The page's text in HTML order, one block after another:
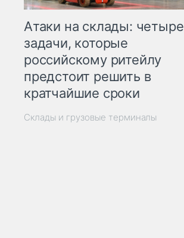
Атаки на склады: четыре
задачи, которые
российскому ритейлу
предстоит решить в
кратчайшие сроки
Склады и грузовые терминалы